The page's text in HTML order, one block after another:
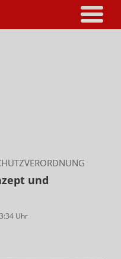
und
Uhr